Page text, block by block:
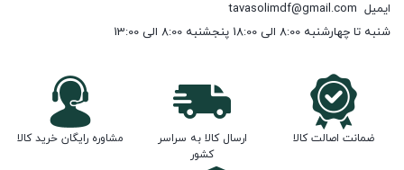
ایمیل tavasolimdf@gmail.com
شنبه تا چهارشنبه 8:00 الی 18:00 پنجشنبه 8:00 الی 13:00
ضمانت اصالت کالا
ارسال کالا به سراسر
کشور
مشاوره رایگان خرید کالا